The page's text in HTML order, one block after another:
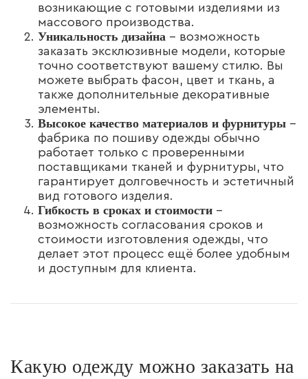
возникающие с готовыми изделиями из
массового производства.
Уникальность дизайна – возможность
заказать эксклюзивные модели, которые
точно соответствуют вашему стилю. Вы
можете выбрать фасон, цвет и ткань, а
также дополнительные декоративные
элементы.
Высокое качество материалов и фурнитуры –
фабрика по пошиву одежды обычно
работает только с проверенными
поставщиками тканей и фурнитуры, что
гарантирует долговечность и эстетичный
вид готового изделия.
Гибкость в сроках и стоимости –
возможность согласования сроков и
стоимости изготовления одежды, что
делает этот процесс ещё более удобным
и доступным для клиента.
Какую одежду можно заказать на